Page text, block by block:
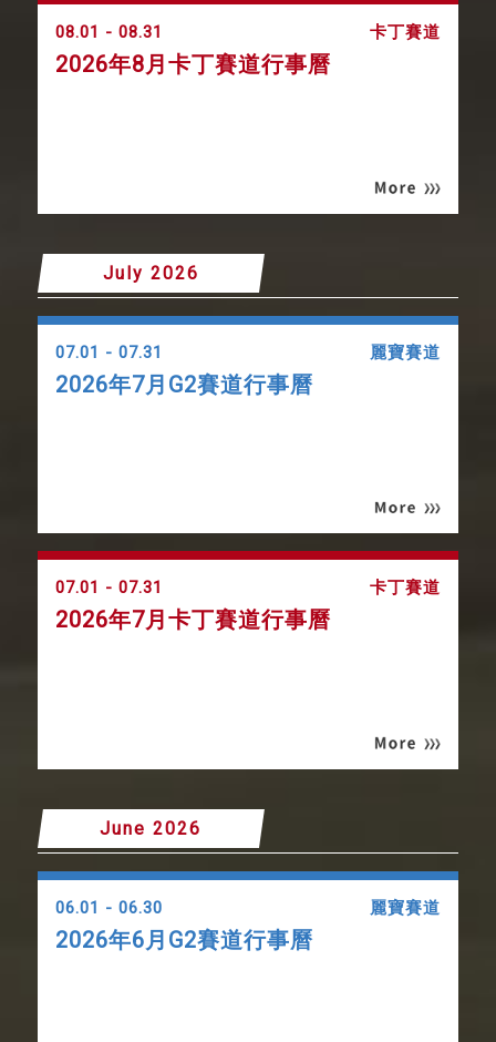
08.01 - 08.31 卡丁賽道
2026年8月卡丁賽道行事曆
July 2026
07.01 - 07.31 麗寶賽道
2026年7月G2賽道行事曆
07.01 - 07.31 卡丁賽道
2026年7月卡丁賽道行事曆
June 2026
06.01 - 06.30 麗寶賽道
2026年6月G2賽道行事曆